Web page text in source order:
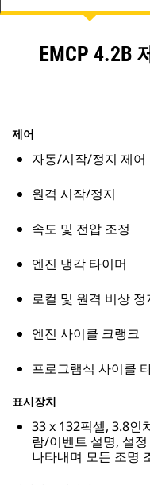
EMCP 4.2B
제어
자동/시작/정지 제어
원격 시작/정지
속도 및 전압 조정
엔진 냉각 타이머
로컬 및 원격 비상 정
엔진 사이클 크랭크
프로그램식 사이클
표시장치
33 x 132픽셀, 3.8인
람/이벤트 설명, 설
나타내며 모든 조명